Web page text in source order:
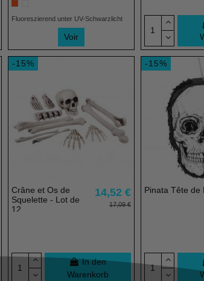
Fluoreszierend unter UV-Schwarzlicht
Voir
-15%
Crâne et Os de
Squelette - Lot de
12
14,52 €
17,09 €
In den
Warenkorb
-15%
Pinata Tête de